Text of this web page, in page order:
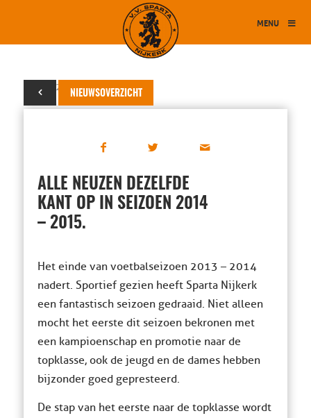
MENU
NIEUWSOVERZICHT
22 mei 2014
ALLE NEUZEN DEZELFDE
KANT OP IN SEIZOEN 2014
– 2015.
Het einde van voetbalseizoen 2013 – 2014
nadert. Sportief gezien heeft Sparta Nijkerk
een fantastisch seizoen gedraaid. Niet alleen
mocht het eerste dit seizoen bekronen met
een kampioenschap en promotie naar de
topklasse, ook de jeugd en de dames hebben
bijzonder goed gepresteerd.
De stap van het eerste naar de topklasse wordt